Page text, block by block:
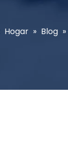
Hogar » Blog »